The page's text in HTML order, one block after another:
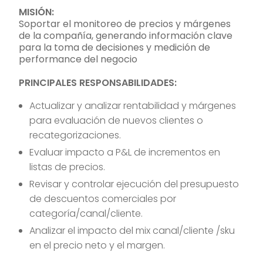
MISIÓN:
Soportar el monitoreo de precios y márgenes
de la compañía, generando información clave
para la toma de decisiones y medición de
performance del negocio
PRINCIPALES RESPONSABILIDADES:
Actualizar y analizar rentabilidad y márgenes
para evaluación de nuevos clientes o
recategorizaciones.
Evaluar impacto a P&L de incrementos en
listas de precios.
Revisar y controlar ejecución del presupuesto
de descuentos comerciales por
categoría/canal/cliente.
Analizar el impacto del mix canal/cliente /sku
en el precio neto y el margen.